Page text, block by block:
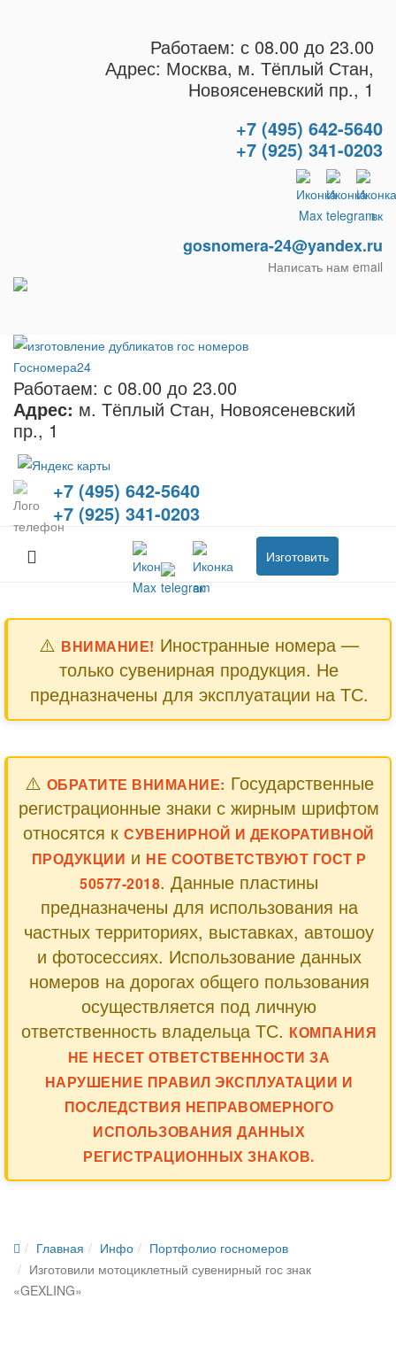
Работаем: с 08.00 до 23.00
Адрес: Москва, м. Тёплый Стан,
Новоясеневский пр., 1
+7 (495) 642-5640
+7 (925) 341-0203
gosnomera-24@yandex.ru
Написать нам email
Работаем: с 08.00 до 23.00
Адрес: м. Тёплый Стан, Новоясеневский
пр., 1
+7 (495) 642-5640
+7 (925) 341-0203
Изготовить
⚠️ ВНИМАНИЕ! Иностранные номера —
только сувенирная продукция. Не
предназначены для эксплуатации на ТС.
⚠️ ОБРАТИТЕ ВНИМАНИЕ: Государственные
регистрационные знаки с жирным шрифтом
относятся кСУВЕНИРНОЙ И ДЕКОРАТИВНОЙ
ПРОДУКЦИИ и НЕ СООТВЕТСТВУЮТ ГОСТ Р
50577-2018. Данные пластины
предназначены для использования на
частных территориях, выставках, автошоу
и фотосессиях. Использование данных
номеров на дорогах общего пользования
осуществляется под личную
ответственность владельца ТС. КОМПАНИЯ
НЕ НЕСЕТ ОТВЕТСТВЕННОСТИ ЗА
НАРУШЕНИЕ ПРАВИЛ ЭКСПЛУАТАЦИИ И
ПОСЛЕДСТВИЯ НЕПРАВОМЕРНОГО
ИСПОЛЬЗОВАНИЯ ДАННЫХ
РЕГИСТРАЦИОННЫХ ЗНАКОВ.
Главная Инфо
Портфолио госномеров
Изготовили мотоциклетный сувенирный гос знак
«GEXLING»